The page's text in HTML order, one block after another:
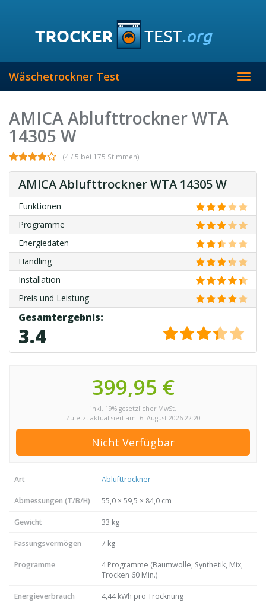
Wäschetrockner Test
AMICA Ablufttrockner WTA
14305 W
(4 / 5 bei 175 Stimmen)
AMICA Ablufttrockner WTA 14305 W
Funktionen
Programme
Energiedaten
Handling
Installation
Preis und Leistung
3.4
399,95 €
inkl. 19% gesetzlicher MwSt.
Zuletzt aktualisiert am: 6. August 2026 22:20
Nicht Verfügbar
Art Ablufttrockner
Abmessungen (T/B/H) 55,0 × 59,5 × 84,0 cm
Gewicht 33 kg
Fassungsvermögen 7 kg
Programme
4 Programme (Baumwolle, Synthetik, Mix,
Trocken 60 Min.)
Energieverbrauch 4,44 kWh pro Trocknung